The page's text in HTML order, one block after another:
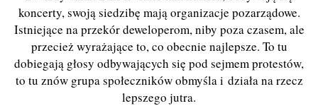
koncerty, swoją siedzibę mają organizacje pozarządowe.
Istniejące na przekór deweloperom, niby poza czasem, ale
przecież wyrażające to, co obecnie najlepsze. To tu
dobiegają głosy odbywających się pod sejmem protestów,
to tu znów grupa społeczników obmyśla i działa na rzecz
lepszego jutra.